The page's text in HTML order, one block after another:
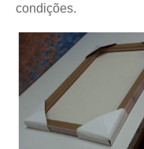
condições.